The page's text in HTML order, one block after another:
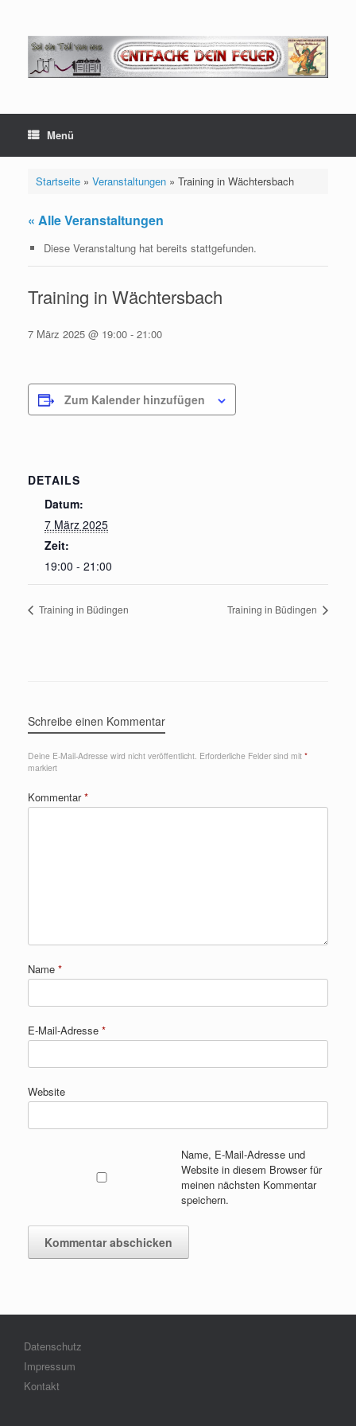
springen
Menü
Startseite» Veranstaltungen» Training in Wächtersbach
« Alle Veranstaltungen
Diese Veranstaltung hat bereits stattgefunden.
Training in Wächtersbach
7 März 2025 @ 19:00 - 21:00
Zum Kalender hinzufügen
DETAILS
Datum:
7 März 2025
Zeit:
19:00 - 21:00
Training in Büdingen Training in Büdingen
Schreibe einen Kommentar
Deine E-Mail-Adresse wird nicht veröffentlicht. Erforderliche Felder sind mit *
markiert
Kommentar*
Name *
E-Mail-Adresse *
Website
Name, E-Mail-Adresse und
Website in diesem Browser für
meinen nächsten Kommentar
speichern.
Datenschutz
Impressum
Kontakt